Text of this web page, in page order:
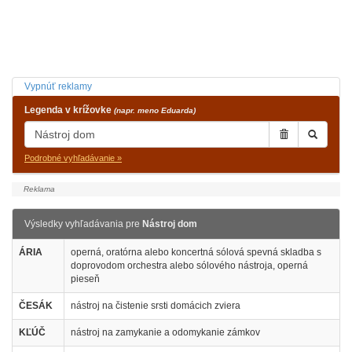
Vypnúť reklamy
Legenda v krížovke (napr. meno Eduarda)
Podrobné vyhľadávanie »
Výsledky vyhľadávania pre Nástroj dom
ÁRIA
operná, oratórna alebo koncertná sólová spevná skladba s
doprovodom orchestra alebo sólového nástroja, operná
pieseň
ČESÁK nástroj na čistenie srsti domácich zviera
KĽÚČ nástroj na zamykanie a odomykanie zámkov